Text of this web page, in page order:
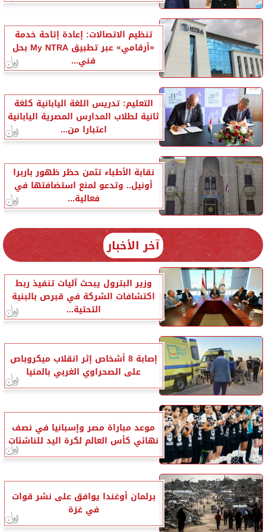
تنظيم الاتصالات: إعادة إتاحة خدمة
«أرقامي» عبر تطبيق My NTRA بحل
فني...
التعليم: تدريس اللغة اليابانية كلغة
ثانية لطلاب المدارس المصرية اليابانية
اعتبارا من...
نقابة الأطباء تثمن حظر ظهور باربرا
أونيل.. وتدعو لمنع استضافتها في
فعالية...
آخر الأخبار
وزير البترول يبحث آليات تنفيذ ربط
اكتشافات الشركة في قبرص بالبنية
التحتية...
إصابة 8 أشخاص إثر انقلاب ميكروباص
على الصحراوي الغربي بالمنيا
موعد مباراة مصر وإسبانيا في نصف
نهائي كأس العالم لكرة اليد للناشئات
برلمان أوغندا يوافق على نشر قوات
في غزة